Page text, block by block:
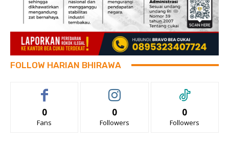
FOLLOW HARIAN BHIRAWA
0
Fans
0
Followers
0
Followers